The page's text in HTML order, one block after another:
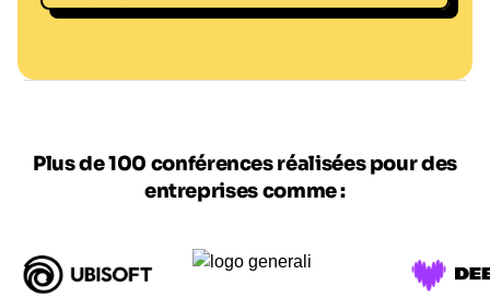
Plus de 100 conférences réalisées pour des
entreprises comme :